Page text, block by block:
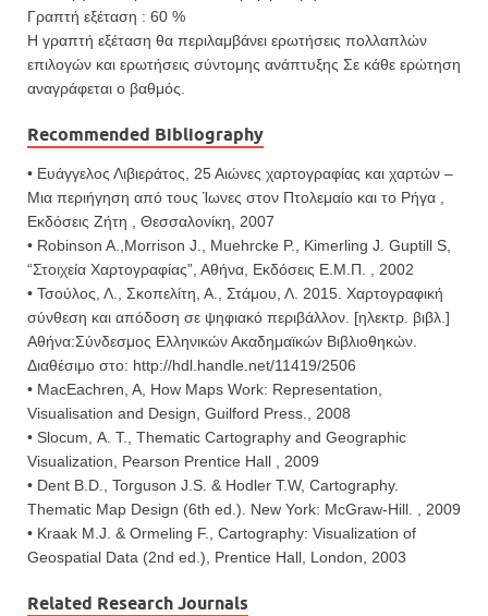
Γραπτή εξέταση : 60 %
Η γραπτή εξέταση θα περιλαμβάνει ερωτήσεις πολλαπλών
επιλογών και ερωτήσεις σύντομης ανάπτυξης Σε κάθε ερώτηση
αναγράφεται ο βαθμός.
Recommended Bibliography
• Ευάγγελος Λιβιεράτος, 25 Αιώνες χαρτογραφίας και χαρτών –
Μια περιήγηση από τους Ίωνες στον Πτολεμαίο και το Ρήγα ,
Εκδόσεις Ζήτη , Θεσσαλονίκη, 2007
• Robinson A.,Morrison J., Muehrcke P., Kimerling J. Guptill S,
“Στοιχεία Χαρτογραφίας”, Αθήνα, Εκδόσεις Ε.Μ.Π. , 2002
• Τσούλος, Λ., Σκοπελίτη, Α., Στάμου, Λ. 2015. Χαρτογραφική
σύνθεση και απόδοση σε ψηφιακό περιβάλλον. [ηλεκτρ. βιβλ.]
Αθήνα:Σύνδεσμος Ελληνικών Ακαδημαϊκών Βιβλιοθηκών.
Διαθέσιμο στο: http://hdl.handle.net/11419/2506
• MacEachren, A, How Maps Work: Representation,
Visualisation and Design, Guilford Press., 2008
• Slocum, Α. Τ., Thematic Cartography and Geographic
Visualization, Pearson Prentice Hall , 2009
• Dent B.D., Torguson J.S. & Hodler T.W, Cartography.
Thematic Map Design (6th ed.). New York: McGraw-Hill. , 2009
• Kraak M.J. & Ormeling F., Cartography: Visualization of
Geospatial Data (2nd ed.), Prentice Hall, London, 2003
Related Research Journals